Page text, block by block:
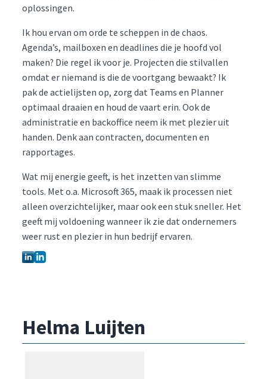
oplossingen.
Ik hou ervan om orde te scheppen in de chaos.
Agenda’s, mailboxen en deadlines die je hoofd vol
maken? Die regel ik voor je. Projecten die stilvallen
omdat er niemand is die de voortgang bewaakt? Ik
pak de actielijsten op, zorg dat Teams en Planner
optimaal draaien en houd de vaart erin. Ook de
administratie en backoffice neem ik met plezier uit
handen. Denk aan contracten, documenten en
rapportages.
Wat mij energie geeft, is het inzetten van slimme
tools. Met o.a. Microsoft 365, maak ik processen niet
alleen overzichtelijker, maar ook een stuk sneller. Het
geeft mij voldoening wanneer ik zie dat ondernemers
weer rust en plezier in hun bedrijf ervaren.
Helma Luijten